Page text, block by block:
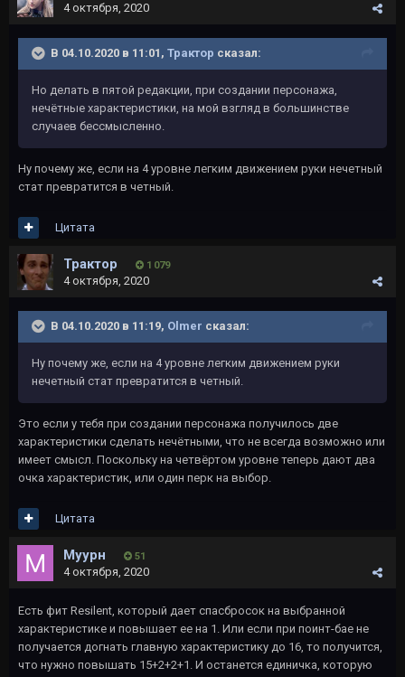
4 октября, 2020
В 04.10.2020 в 11:01, Трактор сказал:
Но делать в пятой редакции, при создании персонажа,
нечётные характеристики, на мой взгляд в большинстве
случаев бессмысленно.
Ну почему же, если на 4 уровне легким движением руки нечетный
стат превратится в четный.
Цитата
Трактор 1 079
4 октября, 2020
В 04.10.2020 в 11:19, Olmer сказал:
Ну почему же, если на 4 уровне легким движением руки
нечетный стат превратится в четный.
Это если у тебя при создании персонажа получилось две
характеристики сделать нечётными, что не всегда возможно или
имеет смысл. Поскольку на четвёртом уровне теперь дают два
очка характеристик, или один перк на выбор.
Цитата
Муурн 51
4 октября, 2020
Есть фит Resilent, который дает спасбросок на выбранной
характеристике и повышает ее на 1. Или если при поинт-бае не
получается догнать главную характеристику до 16, то получится,
что нужно повышать 15+2+2+1. И останется единичка, которую